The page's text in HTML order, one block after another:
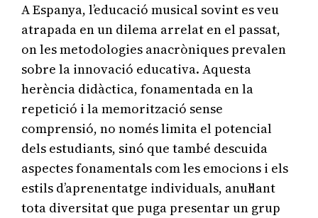
A Espanya, l’educació musical sovint es veu
atrapada en un dilema arrelat en el passat,
on les metodologies anacròniques prevalen
sobre la innovació educativa. Aquesta
herència didàctica, fonamentada en la
repetició i la memorització sense
comprensió, no només limita el potencial
dels estudiants, sinó que també descuida
aspectes fonamentals com les emocions i els
estils d’aprenentatge individuals, anul·lant
tota diversitat que puga presentar un grup